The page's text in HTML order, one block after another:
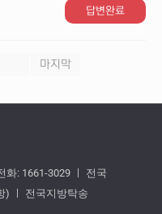
답변완료
마지막
화: 1661-3029 ㅣ 전국
) ㅣ 전국지방탁송